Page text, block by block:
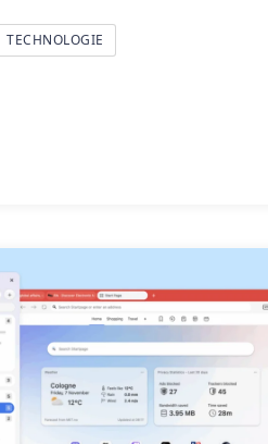
TECHNOLOGIE